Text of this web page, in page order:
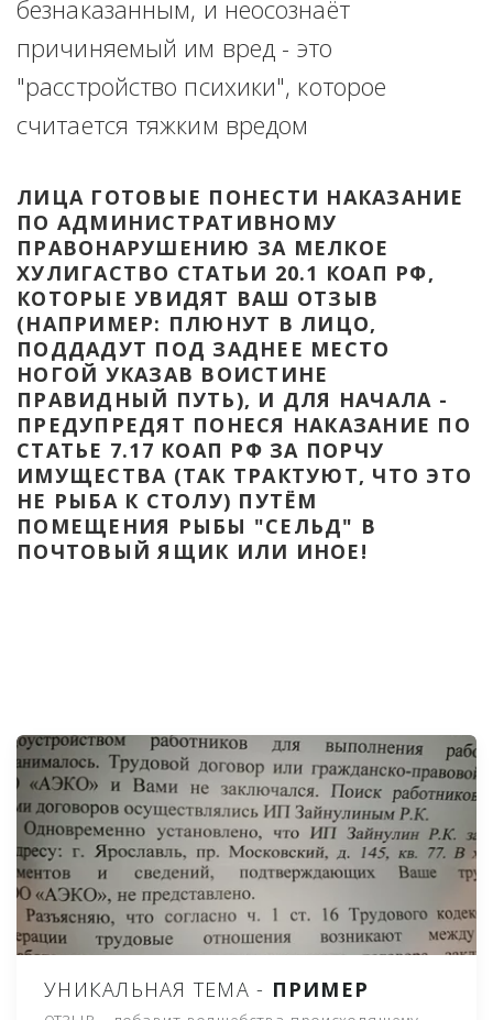
безнаказанным, и неосознаёт
причиняемый им вред - это
"расстройство психики", которое
считается тяжким вредом
ЛИЦА ГОТОВЫЕ ПОНЕСТИ НАКАЗАНИЕ
ПО АДМИНИСТРАТИВНОМУ
ПРАВОНАРУШЕНИЮ ЗА МЕЛКОЕ
ХУЛИГАСТВО СТАТЬИ 20.1 КОАП РФ,
КОТОРЫЕ УВИДЯТ ВАШ ОТЗЫВ
(НАПРИМЕР: ПЛЮНУТ В ЛИЦО,
ПОДДАДУТ ПОД ЗАДНЕЕ МЕСТО
НОГОЙ УКАЗАВ ВОИСТИНЕ
ПРАВИДНЫЙ ПУТЬ), И ДЛЯ НАЧАЛА -
ПРЕДУПРЕДЯТ ПОНЕСЯ НАКАЗАНИЕ ПО
СТАТЬЕ 7.17 КОАП РФ ЗА ПОРЧУ
ИМУЩЕСТВА (ТАК ТРАКТУЮТ, ЧТО ЭТО
НЕ РЫБА К СТОЛУ) ПУТЁМ
ПОМЕЩЕНИЯ РЫБЫ "СЕЛЬД" В
ПОЧТОВЫЙ ЯЩИК ИЛИ ИНОЕ!
УНИКАЛЬНАЯ ТЕМА - ПРИМЕР